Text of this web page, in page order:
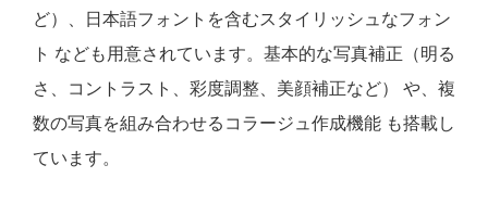
ど）、日本語フォントを含むスタイリッシュなフォン
ト なども用意されています。基本的な写真補正（明る
さ、コントラスト、彩度調整、美顔補正など） や、複
数の写真を組み合わせるコラージュ作成機能 も搭載し
ています。